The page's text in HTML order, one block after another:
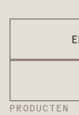
PRODUCTEN